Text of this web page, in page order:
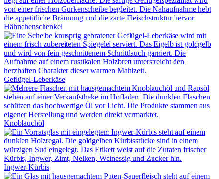
Hähnchenschenkel
Geflügel-Leberkäse
Knoblauchöl
Ingwer-Kürbis